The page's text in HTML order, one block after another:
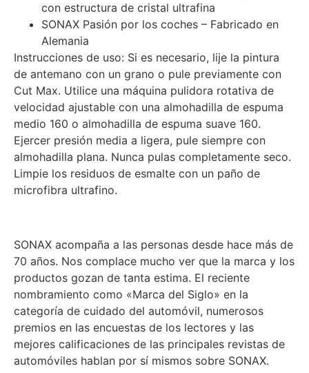
con estructura de cristal ultrafina
SONAX Pasión por los coches – Fabricado en
Alemania
Instrucciones de uso: Si es necesario, lije la pintura
de antemano con un grano o pule previamente con
Cut Max. Utilice una máquina pulidora rotativa de
velocidad ajustable con una almohadilla de espuma
medio 160 o almohadilla de espuma suave 160.
Ejercer presión media a ligera, pule siempre con
almohadilla plana. Nunca pulas completamente seco.
Limpie los residuos de esmalte con un paño de
microfibra ultrafino.
SONAX acompaña a las personas desde hace más de
70 años. Nos complace mucho ver que la marca y los
productos gozan de tanta estima. El reciente
nombramiento como «Marca del Siglo» en la
categoría de cuidado del automóvil, numerosos
premios en las encuestas de los lectores y las
mejores calificaciones de las principales revistas de
automóviles hablan por sí mismos sobre SONAX.